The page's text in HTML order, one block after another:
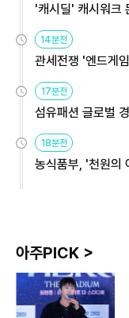
'캐시딜' 캐시워크
14분전
관세전쟁 '엔드게
17분전
섬유패션 글로벌
18분전
농식품부, '천원의
아주PICK >